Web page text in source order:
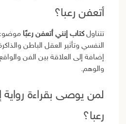
أتعفن رعبا؟
تتناول كتاب إنني أتعفن رعبًا
النفسي وتأثير العقل الباطن
إضافة إلى العلاقة بين الفن
والوهم.
لمن يوصى بقراءة رواية
رعبا؟